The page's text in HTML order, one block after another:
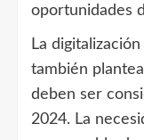
oportunidades
La
también
deben ser
2024. La